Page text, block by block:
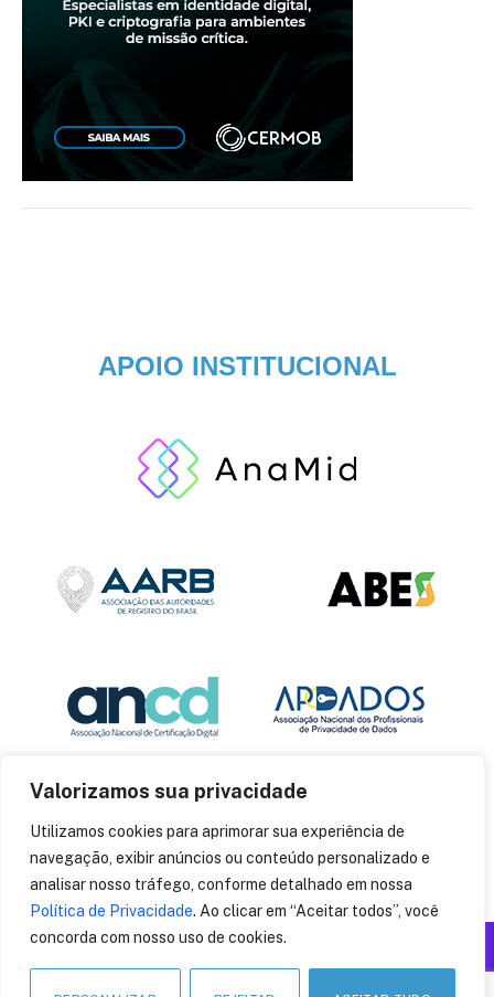
Valorizamos sua privacidade
Utilizamos cookies para aprimorar sua experiência de
navegação, exibir anúncios ou conteúdo personalizado e
analisar nosso tráfego, conforme detalhado em nossa
Política de Privacidade. Ao clicar em “Aceitar todos”, você
concorda com nosso uso de cookies.
APOIO INSTITUCIONAL
© 2014CryptoID. Todos os direitos reservados.